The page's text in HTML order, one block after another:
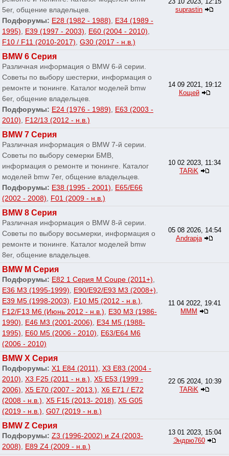
5er, общение владельцев.
Подфорумы: E28 (1982 - 1988), E34 (1989 -
1995), E39 (1997 - 2003), E60 (2004 - 2010),
F10 / F11 (2010-2017), G30 (2017 - н.в.)
suprastin
BMW 6 Серия
Различная информация о BMW 6-й серии.
Советы по выбору шестерки, информация о
ремонте и тюнинге. Каталог моделей bmw
6er, общение владельцев.
Подфорумы: E24 (1976 - 1989), E63 (2003 -
2010), F12/13 (2012 - н.в.)
14 09 2021, 19:12
Кощей
BMW 7 Серия
Различная информация о BMW 7-й серии.
Советы по выбору семерки БМВ,
информация о ремонте и тюнинге. Каталог
моделей bmw 7er, общение владельцев.
Подфорумы: E38 (1995 - 2001), E65/E66
(2002 - 2008), F01 (2009 - н.в.)
10 02 2023, 11:34
TARiK
BMW 8 Серия
Различная информация о BMW 8-й серии.
Советы по выбору восьмерки, информация о
ремонте и тюнинге. Каталог моделей bmw
8er, общение владельцев.
05 08 2026, 14:54
Andrapja
BMW M Серия
Подфорумы: E82 1 Серия M Coupe (2011+),
E36 M3 (1995-1999), E90/E92/E93 M3 (2008+),
E39 M5 (1998-2003), F10 M5 (2012 - н.в.),
F12/F13 M6 (Июнь 2012 - н.в.), E30 M3 (1986-
1990), E46 M3 (2001-2006), E34 M5 (1988-
1995), E60 M5 (2006 - 2010), E63/E64 M6
(2006 - 2010)
11 04 2022, 19:41
МММ
BMW X Серия
Подфорумы: X1 E84 (2011), X3 E83 (2004 -
2010), X3 F25 (2011 - н.в.), X5 E53 (1999 -
2006), X5 E70 (2007 - 2013.), X6 E71 / E72
(2008 - н.в.), X5 F15 (2013- 2018), X5 G05
(2019 - н.в.), G07 (2019 - н.в.)
22 05 2024, 10:39
TARiK
BMW Z Серия
Подфорумы: Z3 (1996-2002) и Z4 (2003-
2008), E89 Z4 (2009 - н.в.)
13 01 2023, 15:04
Эндрю760